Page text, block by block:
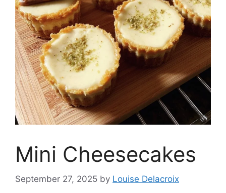
Mini Cheesecakes
September 27, 2025 by Louise Delacroix